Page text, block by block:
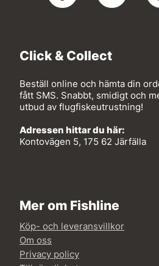
Click & Collect
Beställ online och hämta din
fått SMS. Snabbt, smidigt och
utbud av flugfiskeutrustning!
Adressen hittar du här:
Kontovägen 5, 175 62 Järfälla
Mer om Fishline
Köp- och leveransvillkor
Om oss
Privacy policy